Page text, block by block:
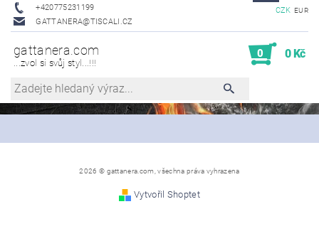
+420775231199
GATTANERA@TISCALI.CZ
CZK EUR
gattanera.com
...zvol si svůj styl...!!!
0 0 Kč
2026 © gattanera.com, všechna práva vyhrazena
Vytvořil Shoptet